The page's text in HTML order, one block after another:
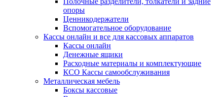
опоры
Ценникодержатели
Вспомогательное оборудование
Кассы онлайн и все для кассовых аппаратов
Кассы онлайн
Денежные ящики
Расходные материалы и комплектующие
КСО Кассы самообслуживания
Металлическая мебель
Боксы кассовые